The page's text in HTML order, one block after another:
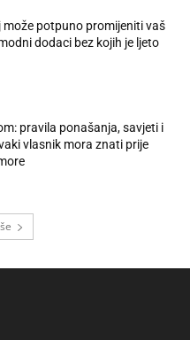
može potpuno promijeniti vaš
dodaci bez kojih je ljeto
pravila ponašanja, savjeti i
vlasnik mora znati prije